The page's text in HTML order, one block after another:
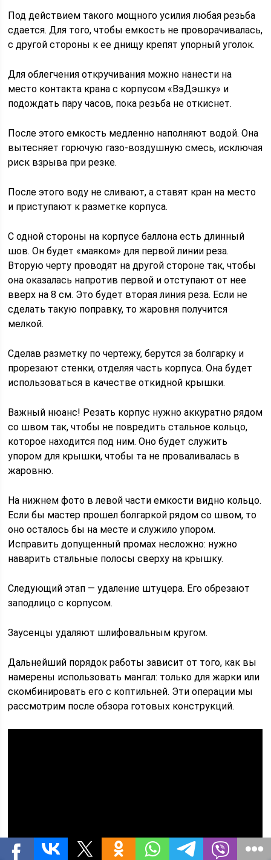
Под действием такого мощного усилия любая резьба
сдается. Для того, чтобы емкость не проворачивалась,
с другой стороны к ее днищу крепят упорный уголок.
Для облегчения откручивания можно нанести на
место контакта крана с корпусом «ВэДэшку» и
подождать пару часов, пока резьба не откиснет.
После этого емкость медленно наполняют водой. Она
вытесняет горючую газо-воздушную смесь, исключая
риск взрыва при резке.
После этого воду не сливают, а ставят кран на место
и приступают к разметке корпуса.
С одной стороны на корпусе баллона есть длинный
шов. Он будет «маяком» для первой линии реза.
Вторую черту проводят на другой стороне так, чтобы
она оказалась напротив первой и отступают от нее
вверх на 8 см. Это будет вторая линия реза. Если не
сделать такую поправку, то жаровня получится
мелкой.
Сделав разметку по чертежу, берутся за болгарку и
прорезают стенки, отделяя часть корпуса. Она будет
использоваться в качестве откидной крышки.
Важный нюанс! Резать корпус нужно аккуратно рядом
со швом так, чтобы не повредить стальное кольцо,
которое находится под ним. Оно будет служить
упором для крышки, чтобы та не проваливалась в
жаровню.
На нижнем фото в левой части емкости видно кольцо.
Если бы мастер прошел болгаркой рядом со швом, то
оно осталось бы на месте и служило упором.
Исправить допущенный промах несложно: нужно
наварить стальные полосы сверху на крышку.
Следующий этап — удаление штуцера. Его обрезают
заподлицо с корпусом.
Заусенцы удаляют шлифовальным кругом.
Дальнейший порядок работы зависит от того, как вы
намерены использовать мангал: только для жарки или
скомбинировать его с коптильней. Эти операции мы
рассмотрим после обзора готовых конструкций.